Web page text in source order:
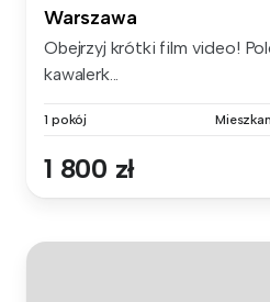
Warszawa
Obejrzyj krótki film video!
kawalerk...
1 pokój
1 800 zł